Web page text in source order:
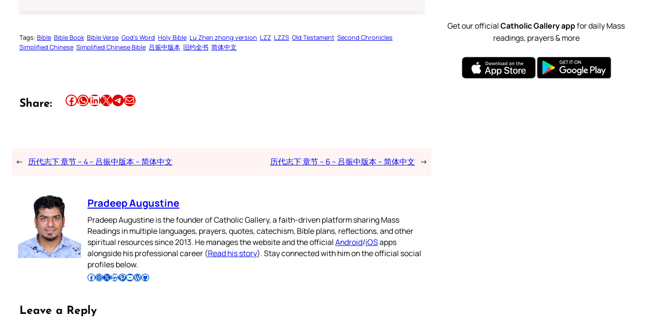
Tags: Bible Bible Book Bible Verse God’s Word Holy Bible Lu Zhen zhong version LZZ LZZS Old Testament Second Chronicles
Simplified Chinese Simplified Chinese Bible 吕振中版本 旧约全书 简体中文
Share: Share this article on Facebook Share this article on WhatsApp Share this article on LinkedIn Share this article on X Share this article on TelegramEmail this Article
← 历代志下 章节 – 4 – 吕振中版本 – 简体中文 历代志下 章节 – 6 – 吕振中版本 – 简体中文 →
Pradeep Augustine
Pradeep Augustine is the founder of Catholic Gallery, a faith-driven platform sharing Mass
Readings in multiple languages, prayers, quotes, catechism, Bible plans, reflections, and other
spiritual resources since 2013. He manages the website and the officialAndroid/iOSapps
alongside his professional career (Read his story). Stay connected with him on the official social
profiles below.
Follow Pradeep on Facebook Follow Pradeep on InstagramFollow Pradeep on X Follow Pradeep on LinkedIn Follow Pradeep on Pinterest Subscribe to Pradeep’s Youtube Channel Follow Pradeep on WordPress Follow Pradeep on GitHub
Leave a Reply
Get our officialCatholic Gallery appfor daily Mass
readings, prayers & more